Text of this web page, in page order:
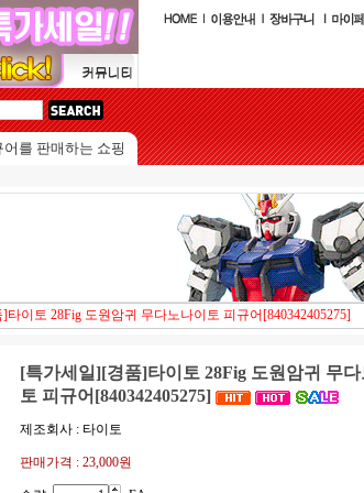
는 쇼핑몰입니다.
이토 28Fig 도원암귀 무다노나이토 피규어[840342405275]
[특가세일][경품]타이토 28Fig 도원암귀 무
토 피규어[840342405275]
제조회사 : 타이토
판매가격 : 23,000원